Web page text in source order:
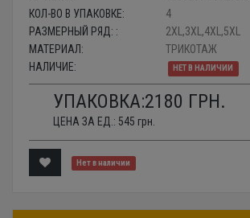
КОЛ-ВО В УПАКОВКЕ:
4
РАЗМЕРНЫЙ РЯД: :
2XL,3XL,4XL,5XL
МАТЕРИАЛ:
ТРИКОТАЖ
НАЛИЧИЕ:
НЕТ В НАЛИЧИИ
УПАКОВКА:2180 ГРН.
ЦЕНА ЗА ЕД.: 545 грн.
Нет в наличии